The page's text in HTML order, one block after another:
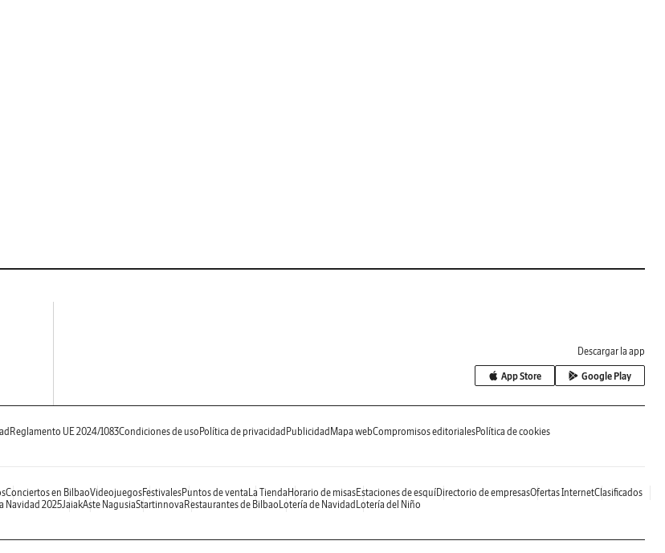
Descargar la app
App Store Google Play
Reglamento UE 2024/1083Condiciones de uso Política de privacidad Publicidad Mapa webCompromisos editorialesPolítica de cookies
Conciertos en BilbaoVideojuegosFestivalesPuntos de venta La Tienda Horario de misasEstaciones de esquíDirectorio de empresasOfertas InternetClasificados
Navidad 2025JaiakAste NagusiaStartinnova Restaurantes de Bilbao Lotería de Navidad Lotería del Niño